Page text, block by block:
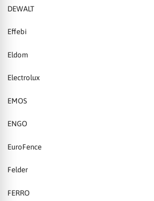
DEWALT
Effebi
Eldom
Electrolux
EMOS
ENGO
EuroFence
Felder
FERRO